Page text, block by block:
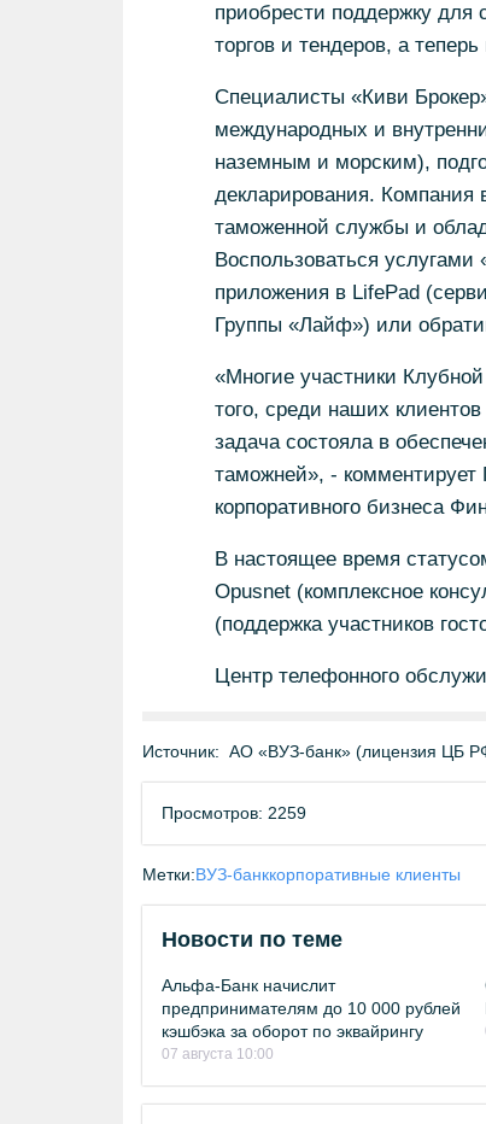
приобрести поддержку для
торгов и тендеров, а
Специалисты «Киви
международных и
наземным и морским),
декларирования. Компания
таможенной службы и
Воспользоваться
приложения в LifePad
Группы «Лайф») или
«Многие участники
того, среди наших
задача состояла в
таможней», - комментирует
корпоративного бизнеса
В настоящее время
Opusnet (комплексное
(поддержка участников
Центр телефонного
Источник: АО «ВУЗ-банк» (лицензия ЦБ
Просмотров: 2259
Метки:ВУЗ-банккорпоративные клиенты
Новости по теме
Альфа-Банк начислит
предпринимателям до 10 000 рублей
кэшбэка за оборот по эквайрингу
07 августа 10:00